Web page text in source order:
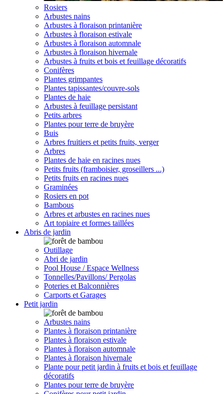
Rosiers
Arbustes nains
Arbustes à floraison printanière
Arbustes à floraison estivale
Arbustes à floraison automnale
Arbustes à floraison hivernale
Arbustes à fruits et bois et feuillage décoratifs
Conifères
Plantes grimpantes
Plantes tapissantes/couvre-sols
Plantes de haie
Arbustes à feuillage persistant
Petits arbres
Plantes pour terre de bruyère
Buis
Arbres fruitiers et petits fruits, verger
Arbres
Plantes de haie en racines nues
Petits fruits (framboisier, groseillers ...)
Petits fruits en racines nues
Graminées
Rosiers en pot
Bambous
Arbres et arbustes en racines nues
Art topiaire et formes taillées
Abris de jardin
Outillage
Abri de jardin
Pool House / Espace Wellness
Tonnelles/Pavillons/ Pergolas
Poteries et Balconnières
Carports et Garages
Petit jardin
Arbustes nains
Plantes à floraison printanière
Plantes à floraison estivale
Plantes à floraison automnale
Plantes à floraison hivernale
Plante pour petit jardin à fruits et bois et feuillage
décoratifs
Plantes pour terre de bruyère